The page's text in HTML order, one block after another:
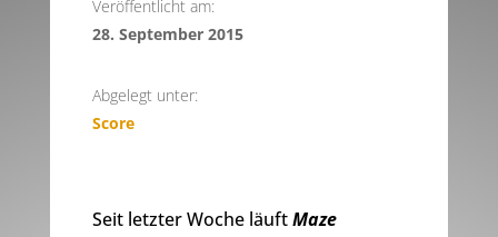
Veröffentlicht am:
28. September 2015
Abgelegt unter:
Score
Seit letzter Woche läuftMaze